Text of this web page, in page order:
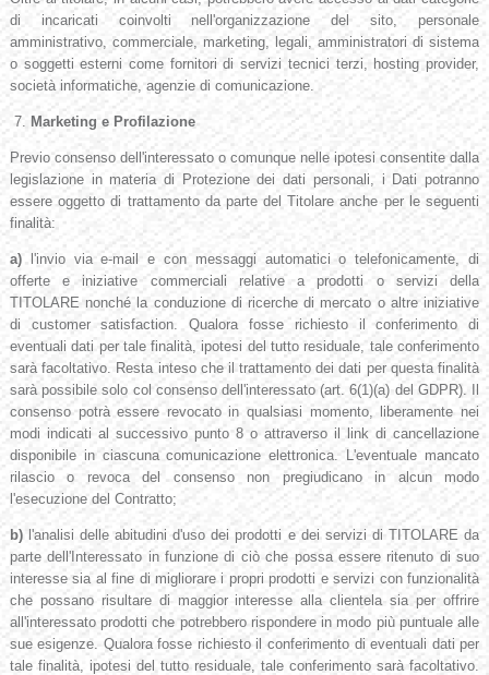
di incaricati coinvolti nell'organizzazione del sito, personale
amministrativo, commerciale, marketing, legali, amministratori di sistema
o soggetti esterni come fornitori di servizi tecnici terzi, hosting provider,
società informatiche, agenzie di comunicazione.
7. Marketing e Profilazione
Previo consenso dell'interessato o comunque nelle ipotesi consentite dalla
legislazione in materia di Protezione dei dati personali, i Dati potranno
essere oggetto di trattamento da parte del Titolare anche per le seguenti
finalità:
a)l'invio via e-mail e con messaggi automatici o telefonicamente, di
offerte e iniziative commerciali relative a prodotti o servizi della
TITOLARE nonché la conduzione di ricerche di mercato o altre iniziative
di customer satisfaction. Qualora fosse richiesto il conferimento di
eventuali dati per tale finalità, ipotesi del tutto residuale, tale conferimento
sarà facoltativo. Resta inteso che il trattamento dei dati per questa finalità
sarà possibile solo col consenso dell'interessato (art. 6(1)(a) del GDPR). Il
consenso potrà essere revocato in qualsiasi momento, liberamente nei
modi indicati al successivo punto 8 o attraverso il link di cancellazione
disponibile in ciascuna comunicazione elettronica. L'eventuale mancato
rilascio o revoca del consenso non pregiudicano in alcun modo
l'esecuzione del Contratto;
b)l'analisi delle abitudini d'uso dei prodotti e dei servizi di TITOLARE da
parte dell'Interessato in funzione di ciò che possa essere ritenuto di suo
interesse sia al fine di migliorare i propri prodotti e servizi con funzionalità
che possano risultare di maggior interesse alla clientela sia per offrire
all'interessato prodotti che potrebbero rispondere in modo più puntuale alle
sue esigenze. Qualora fosse richiesto il conferimento di eventuali dati per
tale finalità, ipotesi del tutto residuale, tale conferimento sarà facoltativo.